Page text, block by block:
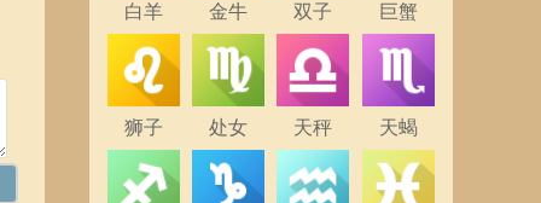
白羊 金牛 双子 巨蟹
狮子 处女 天秤 天蝎